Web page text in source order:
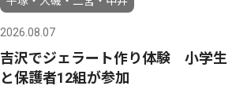
2026.08.07
吉沢でジェラート作り体験 小学生
と保護者12組が参加